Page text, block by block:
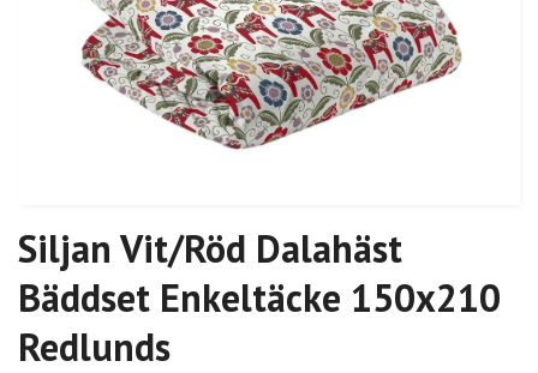
Siljan Vit/Röd Dalahäst
Bäddset Enkeltäcke 150x210
Redlunds